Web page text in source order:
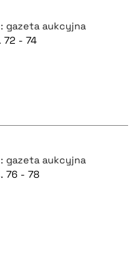
gazeta aukcyjna
72 - 74
gazeta aukcyjna
76 - 78